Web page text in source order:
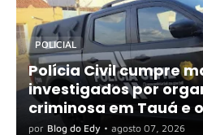
POLICIAL
Polícia Civil cumpre
investigados por
criminosa em Tauá e
por Blog do Edy • agosto 07, 2026